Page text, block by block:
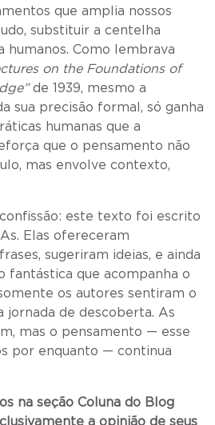
que amplia nossos
substituir a centelha
humanos. Como lembrava
on the Foundations of
de 1939, mesmo a
sua precisão formal, só ganha
humanas que a
que o pensamento não
mas envolve contexto,
este texto foi escrito
Elas ofereceram
sugeriram ideias, e ainda
fantástica que acompanha o
os autores sentiram o
jornada de descoberta. As
mas o pensamento — esse
por enquanto — continua
na seção Coluna do Blog
a opinião de seus